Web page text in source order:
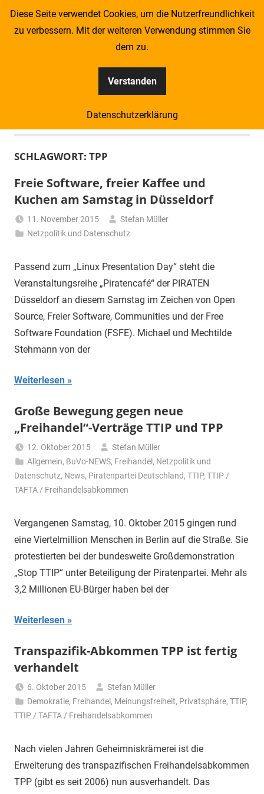
Zum
Kompass
–
Zeitung
für
Piraten
SCHLAGWORT: TPP
Freie Software, freier Kaffee und
Kuchen am Samstag in Düsseldorf
11. November 2015
Stefan Müller
Netzpolitik und Datenschutz
Passend zum „Linux Presentation Day“ steht die
Veranstaltungsreihe „Piratencafé“ der PIRATEN
Düsseldorf an diesem Samstag im Zeichen von Open
Source, Freier Software, Communities und der Free
Software Foundation (FSFE). Michael und Mechtilde
Stehmann von der
Weiterlesen
Große Bewegung gegen neue
„Freihandel“-Verträge TTIP und TPP
12. Oktober 2015
Stefan Müller
Allgemein, BuVo-NEWS, Freihandel , Netzpolitik und
Datenschutz, News, Piratenpartei Deutschland, TTIP, TTIP /
TAFTA / Freihandelsabkommen
Vergangenen Samstag, 10. Oktober 2015 gingen rund
eine Viertelmillion Menschen in Berlin auf die Straße. Sie
protestierten bei der bundesweite Großdemonstration
„Stop TTIP“ unter Beteiligung der Piratenpartei. Mehr als
3,2 Millionen EU-Bürger haben bei der
Weiterlesen
Transpazifik-Abkommen TPP ist fertig
verhandelt
6. Oktober 2015
Stefan Müller
Demokratie, Freihandel , Meinungsfreiheit, Privatsphäre,TTIP,
TTIP / TAFTA / Freihandelsabkommen
Nach vielen Jahren Geheimniskrämerei ist die
Erweiterung des transpazifischen Freihandelsabkommen
TPP (gibt es seit 2006) nun ausverhandelt. Das
Diese Seite verwendet Cookies, um die Nutzerfreundlichkeit
zu verbessern. Mit der weiteren Verwendung stimmen Sie
dem zu.
Verstanden
Datenschutzerklärung